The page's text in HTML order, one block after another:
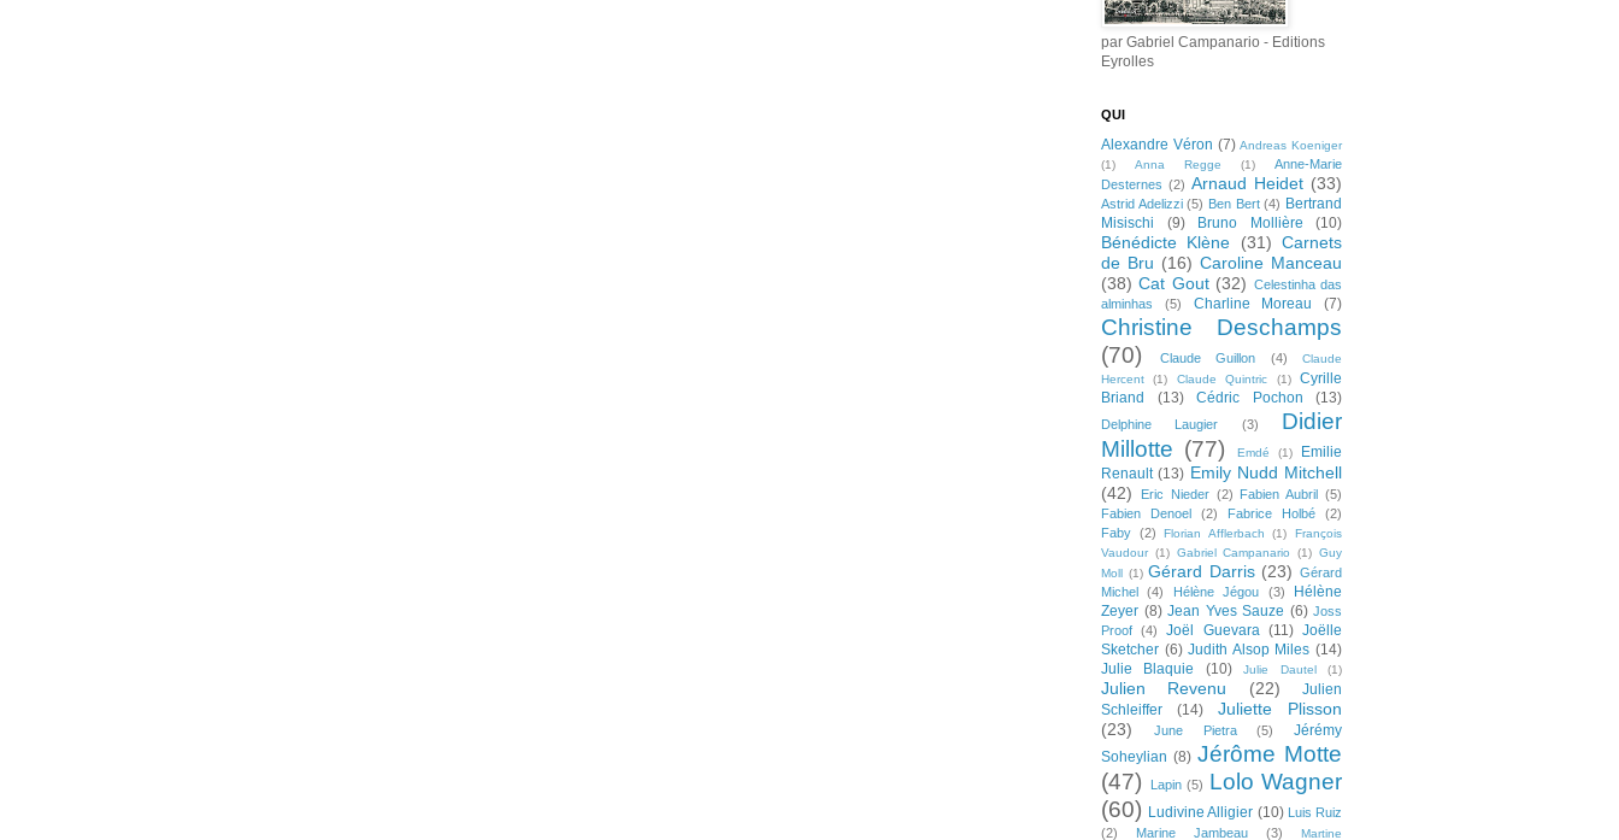
par Gabriel Campanario - Editions
Eyrolles
QUI
Alexandre Véron (7) Andreas Koeniger
(1)
Anna Regge (1)
Anne-Marie
Desternes (2) Arnaud Heidet (33)
Astrid Adelizzi (5) Ben Bert (4) Bertrand
Misischi
(9) Bruno Mollière (10)
Bénédicte Klène (31) Carnets
de Bru (16) Caroline Manceau
(38) Cat Gout (32) Celestinha das
alminhas
(5) Charline Moreau (7)
Christine Deschamps
(70)
Claude Guillon (4)
Claude
Hercent
(1) Claude Quintric (1)
Cyrille
Briand
(13) Cédric Pochon (13)
Delphine Laugier (3)
Didier
Millotte (77) Emdé (1)
Emilie
Renault (13) Emily Nudd Mitchell
(42)
Eric Nieder (2) Fabien Aubril (5)
Fabien Denoel
(2) Fabrice Holbé
(2)
Faby (2) Florian Afflerbach (1)
François
Vaudour (1) Gabriel Campanario (1) Guy
Moll (1) Gérard Darris (23) Gérard
Michel
(4) Hélène Jégou (3)
Hélène
Zeyer (8) Jean Yves Sauze (6) Joss
Proof
(4) Joël Guevara (11) Joëlle
Sketcher (6) Judith Alsop Miles (14)
Julie Blaquie
(10) Julie Dautel (1)
Julien Revenu (22)
Julien
Schleiffer
(14)
Juliette Plisson
(23)
June Pietra (5)
Jérémy
Soheylian (8) Jérôme Motte
(47)
Lapin (5) Lolo Wagner
(60) Ludivine Alligier (10) Luis Ruiz
(2)
Marine Jambeau (3) Martine